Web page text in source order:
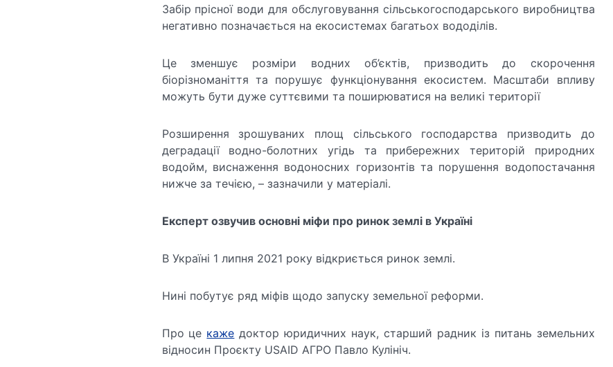
Забір прісної води для обслуговування сільськогосподарського виробництва
негативно позначається на екосистемах багатьох вододілів.
Це зменшує розміри водних об’єктів, призводить до скорочення
біорізноманіття та порушує функціонування екосистем. Масштаби впливу
можуть бути дуже суттєвими та поширюватися на великі території
Розширення зрошуваних площ сільського господарства призводить до
деградації водно-болотних угідь та прибережних територій природних
водойм, виснаження водоносних горизонтів та порушення водопостачання
нижче за течією, – зазначили у матеріалі.
Експерт озвучив основні міфи про ринок землі в Україні
В Україні 1 липня 2021 року відкриється ринок землі.
Нині побутує ряд міфів щодо запуску земельної реформи.
Про це каже доктор юридичних наук, старший радник із питань земельних
відносин Проєкту USAID АГРО Павло Кулініч.